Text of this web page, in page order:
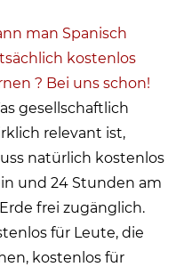
man Spanisch
kostenlos
? Bei uns schon!
gesellschaftlich
relevant ist,
natürlich kostenlos
und 24 Stunden am
frei zugänglich.
für Leute, die
kostenlos für